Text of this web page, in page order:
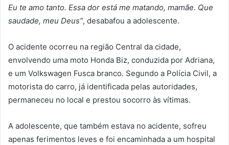
Eu te amo tanto. Essa dor está me matando, mamãe. Que
saudade, meu Deus”, desabafou a adolescente.
O acidente ocorreu na região Central da cidade,
envolvendo uma moto Honda Biz, conduzida por Adriana,
e um Volkswagen Fusca branco. Segundo a Polícia Civil, a
motorista do carro, já identificada pelas autoridades,
permaneceu no local e prestou socorro às vítimas.
A adolescente, que também estava no acidente, sofreu
apenas ferimentos leves e foi encaminhada a um hospital